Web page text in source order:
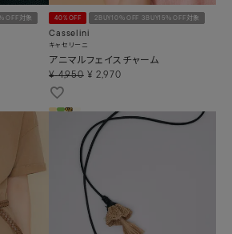
OFF対象 40%OFF 2BUY10％OFF 3BUY15％OFF対象
Casselini
キャセリーニ
アニマルフェイスチャーム
¥ 4,950 ¥ 2,970